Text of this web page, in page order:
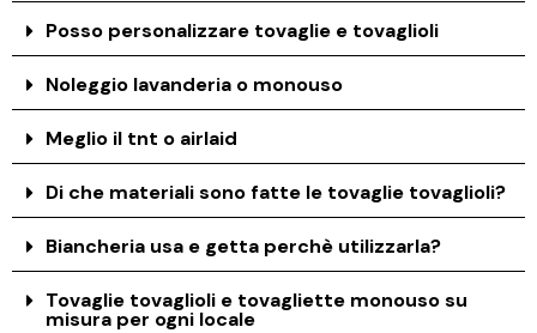
Posso personalizzare tovaglie e tovaglioli
Noleggio lavanderia o monouso
Meglio il tnt o airlaid
Di che materiali sono fatte le tovaglie tovaglioli?
Biancheria usa e getta perchè utilizzarla?
Tovaglie tovaglioli e tovagliette monouso su
misura per ogni locale